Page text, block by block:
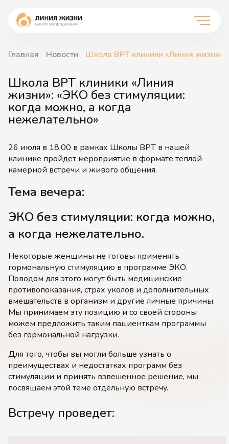
Главная Новости Школа ВРТ клиники «Линия жизни»:
Школа ВРТ клиники «Линия
жизни»: «ЭКО без стимуляции:
когда можно, а когда
нежелательно»
26 июля в 18:00 в рамках Школы ВРТ в нашей
клинике пройдет мероприятие в формате теплой
камерной встречи и живого общения.
Тема вечера:
ЭКО без стимуляции: когда можно,
а когда нежелательно.
Некоторые женщины не готовы применять
гормональную стимуляцию в программе ЭКО.
Поводом для этого могут быть медицинские
противопоказания, страх уколов и дополнительных
вмешательств в организм и другие личные причины.
Мы принимаем эту позицию и со своей стороны
можем предложить таким пациенткам программы
без гормональной нагрузки.
Для того, чтобы вы могли больше узнать о
преимуществах и недостатках программ без
стимуляции и принять взвешенное решение, мы
посвящаем этой теме отдельную встречу.
Встречу проведет: